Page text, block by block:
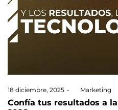
Posted
on
18 diciembre, 2025 Marketing
Confía tus resultados a